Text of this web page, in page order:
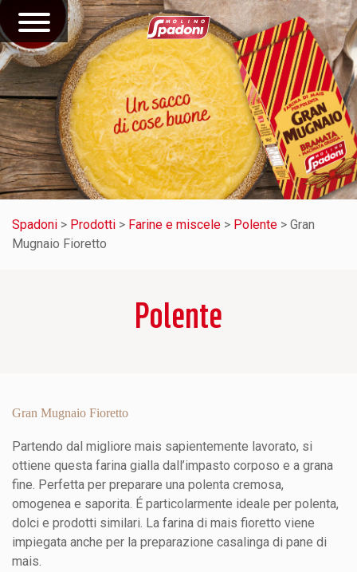
Spadoni > Prodotti > Farine e miscele > Polente > Gran
Mugnaio Fioretto
Polente
Gran Mugnaio Fioretto
Partendo dal migliore mais sapientemente lavorato, si
ottiene questa farina gialla dall’impasto corposo e a grana
fine. Perfetta per preparare una polenta cremosa,
omogenea e saporita. É particolarmente ideale per polenta,
dolci e prodotti similari. La farina di mais fioretto viene
impiegata anche per la preparazione casalinga di pane di
mais.